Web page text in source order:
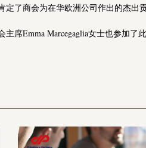
定了商会为在华欧洲公司作出的杰出贡
席Emma Marcegaglia女士也参加了此